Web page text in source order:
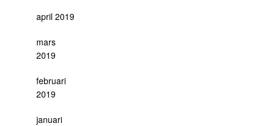
april 2019
mars
2019
februari
2019
januari